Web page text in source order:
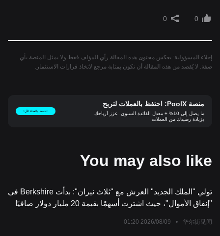
0
0
إخلاء المسؤولية: يعكس محتوى هذه المقالة رأي المؤلف فقط ولا يمثل المنصة بأي
صفة. لا يُقصد من هذه المقالة أن تكون بمثابة مرجع لاتخاذ قرارات الاستثمار.
منصة PoolX: احتفظ بالعملات لتربح
ما يصل إلى 10% + معدل الفائدة السنوي. عزز أرباحك
بزيادة رصيدك من العملات
احتفظ بالعملة الآن!
You may also like
تولي "الملك الجديد" العرش مع "ثلاث نيران": بدأت Berkshire في
"إنفاق الأموال"، حيث اشترت أسهمًا بقيمة 20 مليار دولار صافيًا
华尔街见闻
•
2026/08/09 01:20